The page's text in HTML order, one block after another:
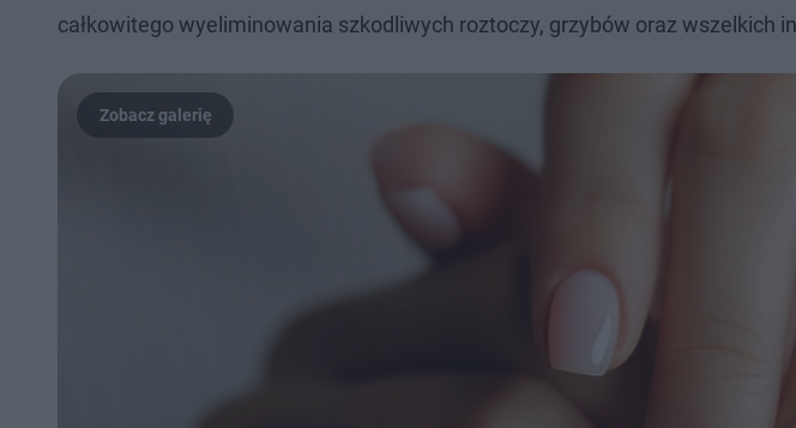
całkowitego wyeliminowania szkodliwych roztoczy, grzybów oraz wszelkich